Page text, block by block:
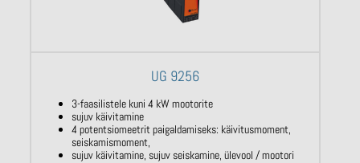
UG 9256
3-faasilistele kuni 4 kW mootorite
sujuv käivitamine
4 potentsiomeetrit paigaldamiseks: käivitusmoment,
seiskamismoment,
sujuv käivitamine, sujuv seiskamine, ülevool / mootori